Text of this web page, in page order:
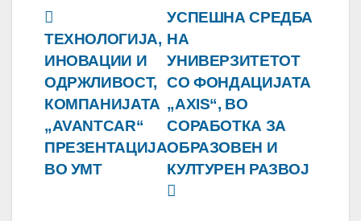
Навигација
на
напис
УСПЕШНА СРЕДБА
НА
УНИВЕРЗИТЕТОТ
СО ФОНДАЦИЈАТА
„AXIS“, ВО
СОРАБОТКА ЗА
ОБРАЗОВЕН И
КУЛТУРЕН РАЗВОЈ
ТЕХНОЛОГИЈА,
ИНОВАЦИИ И
ОДРЖЛИВОСТ,
КОМПАНИЈАТА
„AVANTCAR“
ПРЕЗЕНТАЦИЈА
ВО УМТ